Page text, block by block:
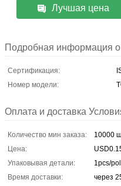
Лучшая цена
Подробная информация о
Сертификация:
Номер модели:
Оплата и доставка
Количество мин заказа:
10000
Цена:
Упаковывая детали:
1pcs/
Время доставки:
через